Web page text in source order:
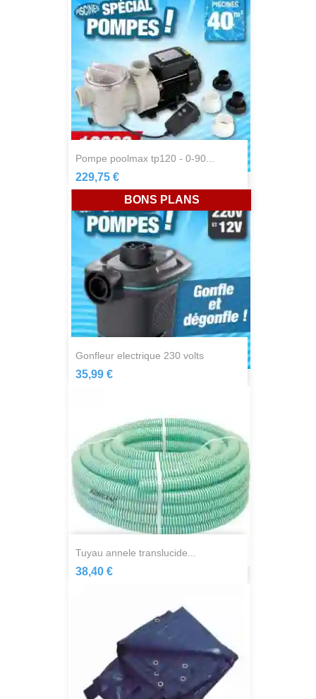
pompe poolmax tp120 - 0-90...
229,75 €
gonfleur electrique 230 volts
35,99 €
BONS PLANS
tuyau annele translucide...
38,40 €